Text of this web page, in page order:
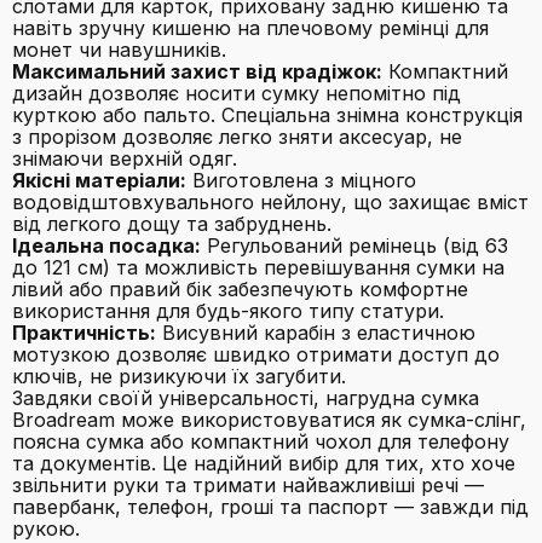
слотами для карток, приховану задню кишеню та
навіть зручну кишеню на плечовому ремінці для
монет чи навушників.
Максимальний захист від крадіжок: Компактний
дизайн дозволяє носити сумку непомітно під
курткою або пальто. Спеціальна знімна конструкція
з прорізом дозволяє легко зняти аксесуар, не
знімаючи верхній одяг.
Якісні матеріали: Виготовлена з міцного
водовідштовхувального нейлону, що захищає вміст
від легкого дощу та забруднень.
Ідеальна посадка: Регульований ремінець (від 63
до 121 см) та можливість перевішування сумки на
лівий або правий бік забезпечують комфортне
використання для будь-якого типу статури.
Практичність: Висувний карабін з еластичною
мотузкою дозволяє швидко отримати доступ до
ключів, не ризикуючи їх загубити.
Завдяки своїй універсальності, нагрудна сумка
Broadream може використовуватися як сумка-слінг,
поясна сумка або компактний чохол для телефону
та документів. Це надійний вибір для тих, хто хоче
звільнити руки та тримати найважливіші речі —
павербанк, телефон, гроші та паспорт — завжди під
рукою.